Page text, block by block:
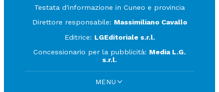
Testata d'informazione in Cuneo e provincia
Direttore responsabile: Massimiliano Cavallo
Editrice: LGEditoriale s.r.l.
Concessionario per la pubblicità: Media L.G.
s.r.l.
MENU